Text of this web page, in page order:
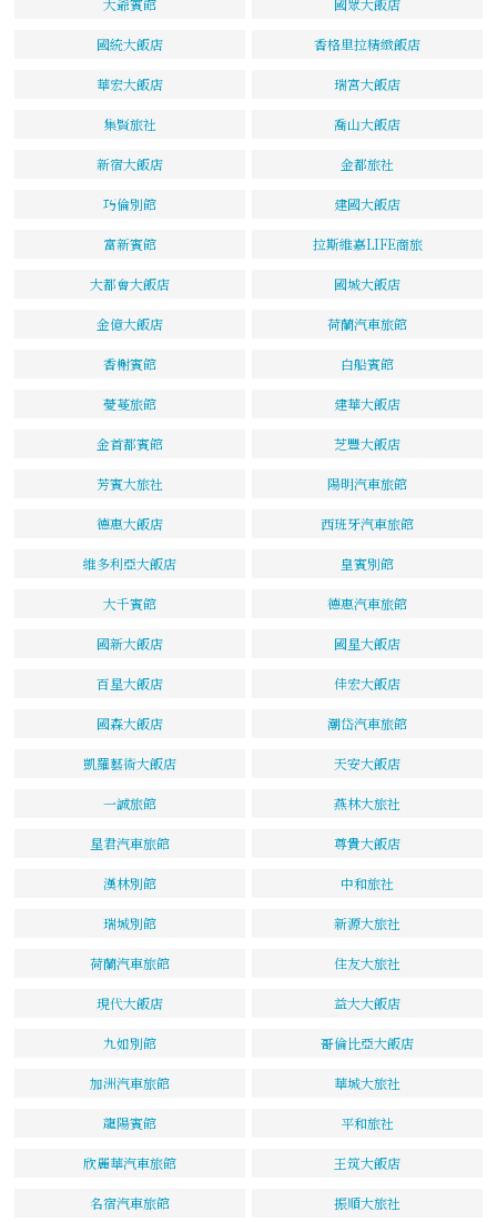
國統大飯店 香格里拉精緻飯店
華宏大飯店 瑞宮大飯店
集賢旅社 喬山大飯店
新宿大飯店 金都旅社
巧倫別館 建國大飯店
富新賓館 拉斯維嘉LIFE商旅
大都會大飯店 國城大飯店
金億大飯店 荷蘭汽車旅館
香榭賓館 白船賓館
薆蔓旅館 建華大飯店
金首都賓館 芝豐大飯店
芳賓大旅社 陽明汽車旅館
德惠大飯店 西班牙汽車旅館
維多利亞大飯店 皇賓別館
大千賓館 德惠汽車旅館
國新大飯店 國星大飯店
百星大飯店 佳宏大飯店
國森大飯店 潮岱汽車旅館
凱羅藝術大飯店 天安大飯店
一誠旅館 燕林大旅社
星君汽車旅館 尊貴大飯店
漢林別館 中和旅社
瑞城別館 新源大旅社
荷蘭汽車旅館 住友大旅社
現代大飯店 益大大飯店
九如別館 哥倫比亞大飯店
加洲汽車旅館 華城大旅社
龍陽賓館 平和旅社
欣麗華汽車旅館 王筑大飯店
名宿汽車旅館 振順大旅社